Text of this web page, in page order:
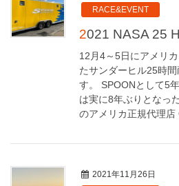
RACE&EVENT
2021 NASA 25
12月4～5日にアメリ
たサンダーヒル25時
す。 SPOONとして5
は実に8年ぶりとなっ
のアメリカ正規代理
2021年11月26日